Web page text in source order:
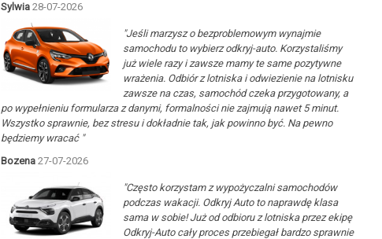
Sylwia 28-07-2026
"Jeśli marzysz o bezproblemowym wynajmie
samochodu to wybierz odkryj-auto. Korzystaliśmy
już wiele razy i zawsze mamy te same pozytywne
wrażenia. Odbiór z lotniska i odwiezienie na lotnisku
zawsze na czas, samochód czeka przygotowany, a
po wypełnieniu formularza z danymi, formalności nie zajmują nawet 5 minut.
Wszystko sprawnie, bez stresu i dokładnie tak, jak powinno być. Na pewno
będziemy wracać "
Bozena 27-07-2026
"Często korzystam z wypożyczalni samochodów
podczas wakacji. Odkryj Auto to naprawdę klasa
sama w sobie! Już od odbioru z lotniska przez ekipę
Odkryj-Auto cały proces przebiegał bardzo sprawnie